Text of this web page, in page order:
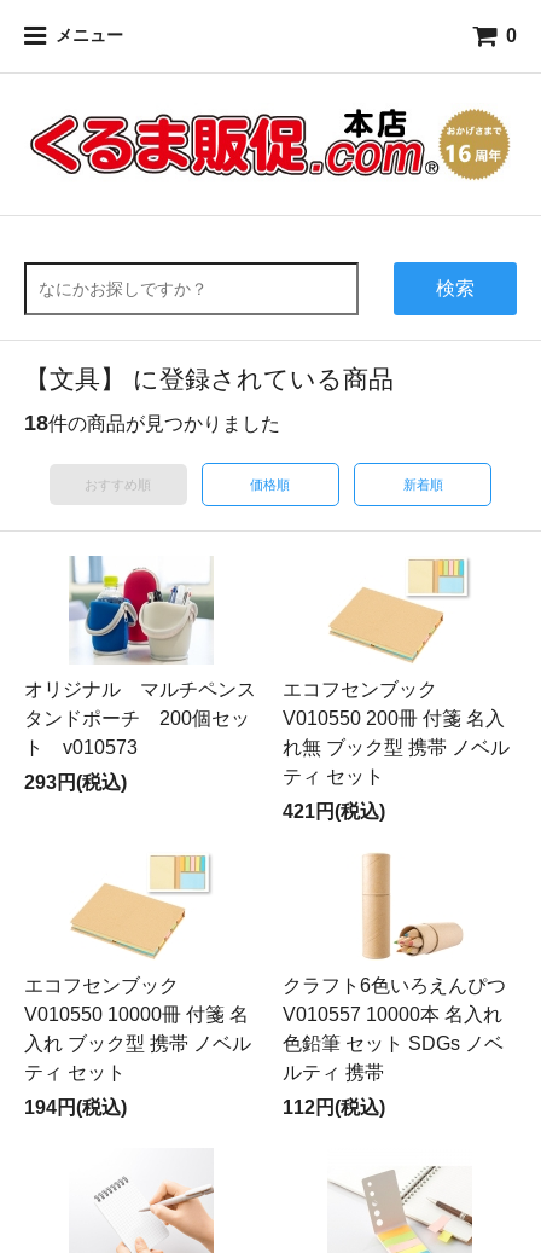
メニュー 0
検索
【文具】 に登録されている商品
18件の商品が見つかりました
おすすめ順 価格順 新着順
オリジナル マルチペンス
タンドポーチ 200個セッ
ト v010573
293円(税込)
エコフセンブック
V010550 200冊 付箋 名入
れ無 ブック型 携帯 ノベル
ティ セット
421円(税込)
エコフセンブック
V010550 10000冊 付箋 名
入れ ブック型 携帯 ノベル
ティ セット
194円(税込)
クラフト6色いろえんぴつ
V010557 10000本 名入れ
色鉛筆 セット SDGs ノベ
ルティ 携帯
112円(税込)